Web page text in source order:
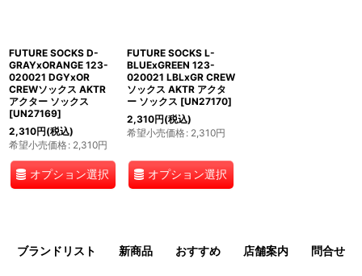
絞り込む
FUTURE SOCKS D-
GRAYxORANGE 123-
020021 DGYxOR
CREWソックス AKTR
アクター ソックス
[UN27169]
2,310円(税込)
希望小売価格: 2,310円
オプション選択
FUTURE SOCKS L-
BLUExGREEN 123-
020021 LBLxGR CREW
ソックス AKTR アクタ
ー ソックス [UN27170]
2,310円(税込)
希望小売価格: 2,310円
オプション選択
ブランドリスト 新商品 おすすめ 店舗案内 問合せ